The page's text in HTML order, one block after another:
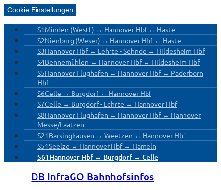
Cookie Einstellungen
S1Minden (Westf) ↔ Hannover Hbf ↔ Haste
S2Nienburg (Weser) ↔ Hannover Hbf ↔ Haste
S3Hannover Hbf ↔ Lehrte - Sehnde ↔ Hildesheim Hbf
S4Bennemühlen ↔ Hannover Hbf ↔ Hildesheim Hbf
S5Hannover Flughafen ↔ Hannover Hbf ↔ Paderborn
Hbf
S6Celle ↔ Burgdorf ↔ Hannover Hbf
S7Celle ↔ Burgdorf - Lehrte ↔ Hannover Hbf
S8Hannover Flughafen ↔ Hannover Hbf ↔ Hannover
Messe/Laatzen
S21Barsinghausen ↔ Weetzen ↔ Hannover Hbf
S51Seelze ↔ Hannover Hbf ↔ Hameln
S61Hannover Hbf ↔ Burgdorf ↔ Celle
DB InfraGO Bahnhofsinfos